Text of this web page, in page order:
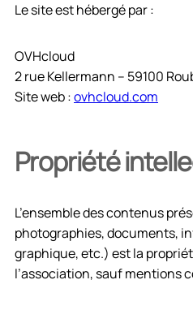
Le site est hébergé par :
OVHcloud
2 rue Kellermann – 59100
Site web :ovhcloud.com
Propriété
L’ensemble des contenus
photographies, documents,
graphique, etc.) est la
l’association, sauf mentions